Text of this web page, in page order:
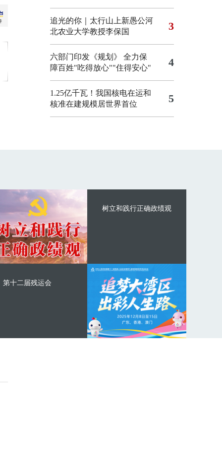
追光的你｜太行山上新愚公河
北农业大学教授李保国
3
六部门印发《规划》 全力保
障百姓"吃得放心""住得安心"
4
1.25亿千瓦！我国核电在运和
核准在建规模居世界首位
5
树立和践行正确政绩观
第十二届残运会